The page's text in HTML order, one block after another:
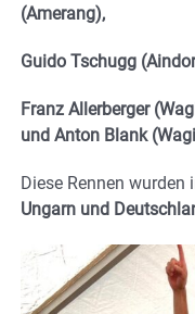
(Amerang),
Guido Tschugg
Franz Allerberger
und Anton Blank
Diese Rennen wurden
Ungarn und